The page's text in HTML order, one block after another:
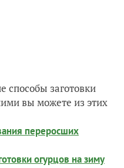
способы заготовки
вы можете из этих
переросших
огурцов на зиму